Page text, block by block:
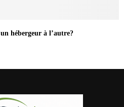
hébergeur à l’autre?